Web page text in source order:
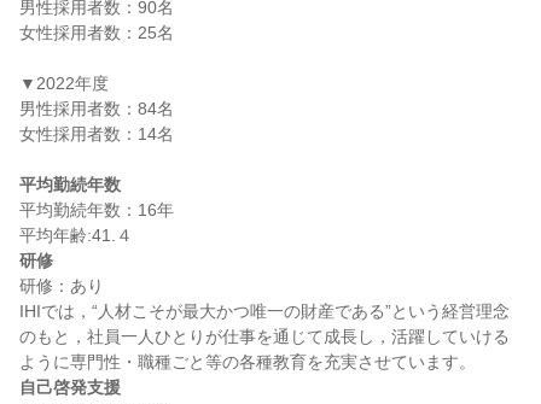
男性採用者数：90名
女性採用者数：25名
▼2022年度
男性採用者数：84名
女性採用者数：14名
平均勤続年数
平均勤続年数：16年
研修
研修：あり
IHIでは，“人材こそが最大かつ唯一の財産である”という経営理念
のもと，社員一人ひとりが仕事を通じて成長し，活躍していける
自己啓発支援